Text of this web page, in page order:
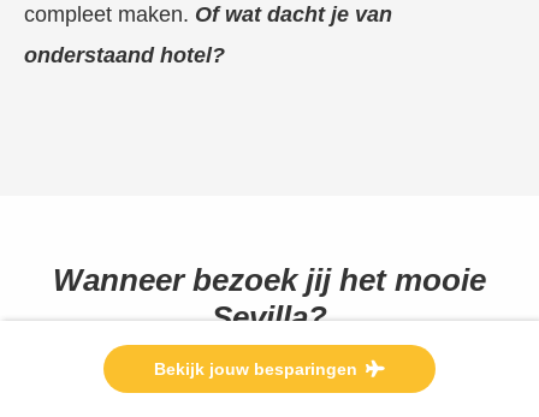
compleet maken. Of wat dacht je van
onderstaand hotel?
Wanneer bezoek jij het mooie
Sevilla?
Ontdek de allerbeste deals
Bekijk jouw besparingen